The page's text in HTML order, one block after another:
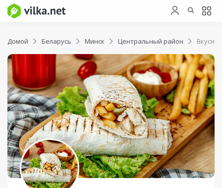
Домой Беларусь Минск Центральный район